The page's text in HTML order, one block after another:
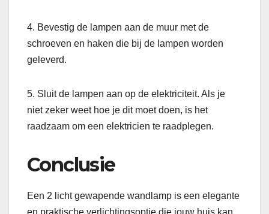
4. Bevestig de lampen aan de muur met de
schroeven en haken die bij de lampen worden
geleverd.
5. Sluit de lampen aan op de elektriciteit. Als je
niet zeker weet hoe je dit moet doen, is het
raadzaam om een elektricien te raadplegen.
Conclusie
Een 2 licht gewapende wandlamp is een elegante